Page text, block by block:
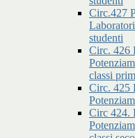
Circ.427
studenti
Circ. 426
classi
Circ. 425
Circ 424.